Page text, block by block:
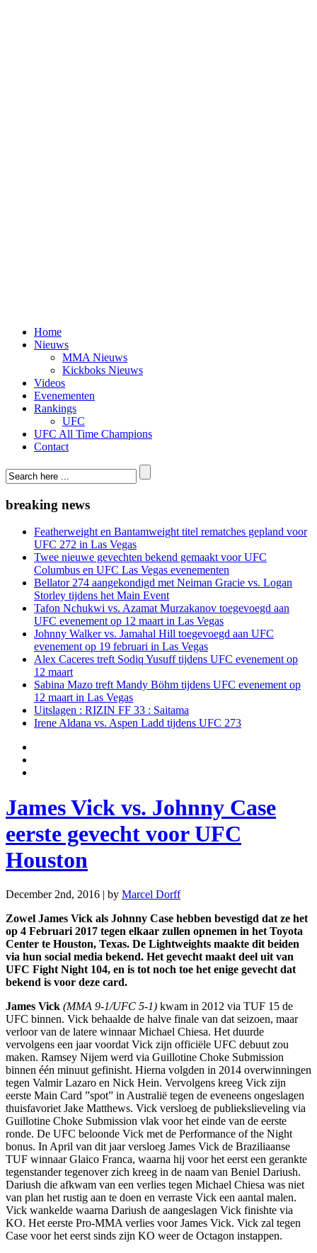
Home
Nieuws
MMA Nieuws
Kickboks Nieuws
Videos
Evenementen
Rankings
UFC
UFC All Time Champions
Contact
breaking news
Featherweight en Bantamweight titel rematches gepland voor
UFC 272 in Las Vegas
Twee nieuwe gevechten bekend gemaakt voor UFC
Columbus en UFC Las Vegas evenementen
Bellator 274 aangekondigd met Neiman Gracie vs. Logan
Storley tijdens het Main Event
Tafon Nchukwi vs. Azamat Murzakanov toegevoegd aan
UFC evenement op 12 maart in Las Vegas
Johnny Walker vs. Jamahal Hill toegevoegd aan UFC
evenement op 19 februari in Las Vegas
Alex Caceres treft Sodiq Yusuff tijdens UFC evenement op
12 maart
Sabina Mazo treft Mandy Böhm tijdens UFC evenement op
12 maart in Las Vegas
Uitslagen : RIZIN FF 33 : Saitama
Irene Aldana vs. Aspen Ladd tijdens UFC 273
James Vick vs. Johnny Case
eerste gevecht voor UFC
Houston
December 2nd, 2016 | by Marcel Dorff
Zowel James Vick als Johnny Case hebben bevestigd dat ze het
op 4 Februari 2017 tegen elkaar zullen opnemen in het Toyota
Center te Houston, Texas. De Lightweights maakte dit beiden
via hun social media bekend. Het gevecht maakt deel uit van
UFC Fight Night 104, en is tot noch toe het enige gevecht dat
bekend is voor deze card.
James Vick (MMA 9-1/UFC 5-1) kwam in 2012 via TUF 15 de
UFC binnen. Vick behaalde de halve finale van dat seizoen, maar
verloor van de latere winnaar Michael Chiesa. Het duurde
vervolgens een jaar voordat Vick zijn officiële UFC debuut zou
maken. Ramsey Nijem werd via Guillotine Choke Submission
binnen één minuut gefinisht. Hierna volgden in 2014 overwinningen
tegen Valmir Lazaro en Nick Hein. Vervolgens kreeg Vick zijn
eerste Main Card ”spot” in Australië tegen de eveneens ongeslagen
thuisfavoriet Jake Matthews. Vick versloeg de publiekslieveling via
Guillotine Choke Submission vlak voor het einde van de eerste
ronde. De UFC beloonde Vick met de Performance of the Night
bonus. In April van dit jaar versloeg James Vick de Braziliaanse
TUF winnaar Glaico Franca, waarna hij voor het eerst een gerankte
tegenstander tegenover zich kreeg in de naam van Beniel Dariush.
Dariush die afkwam van een verlies tegen Michael Chiesa was niet
van plan het rustig aan te doen en verraste Vick een aantal malen.
Vick wankelde waarna Dariush de aangeslagen Vick finishte via
KO. Het eerste Pro-MMA verlies voor James Vick. Vick zal tegen
Case voor het eerst sinds zijn KO weer de Octagon instappen.